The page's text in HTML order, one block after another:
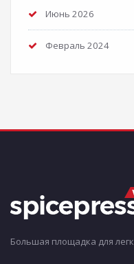
Июнь 2026
Февраль 2024
Большая площадка для